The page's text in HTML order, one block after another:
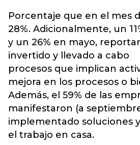
Porcentaje que en el mes
28%. Adicionalmente, un
y un 26% en mayo,
invertido y llevado a cabo
procesos que implican
mejora en los procesos o
Además, el 59% de las
manifestaron (a
implementado soluciones
el trabajo en casa.